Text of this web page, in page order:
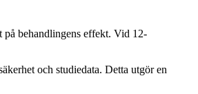
på behandlingens effekt. Vid 12-
och studiedata. Detta utgör en